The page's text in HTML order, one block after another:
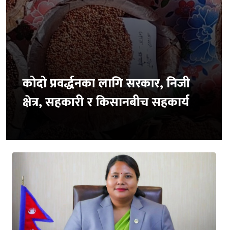
कोदो प्रवर्द्धनका लागि सरकार, निजी
क्षेत्र, सहकारी र किसानबीच सहकार्य